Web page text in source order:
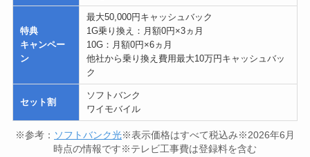
特典
キャンペー
ン
最大50,000円キャッシュバック
1G乗り換え：月額0円×3ヵ月
10G：月額0円×6ヵ月
他社から乗り換え費用最大10万円キャッシュバッ
ク
セット割
ソフトバンク
ワイモバイル
※参考： ソフトバンク光※表示価格はすべて税込み※2026年6月
時点の情報です※テレビ工事費は登録料を含む